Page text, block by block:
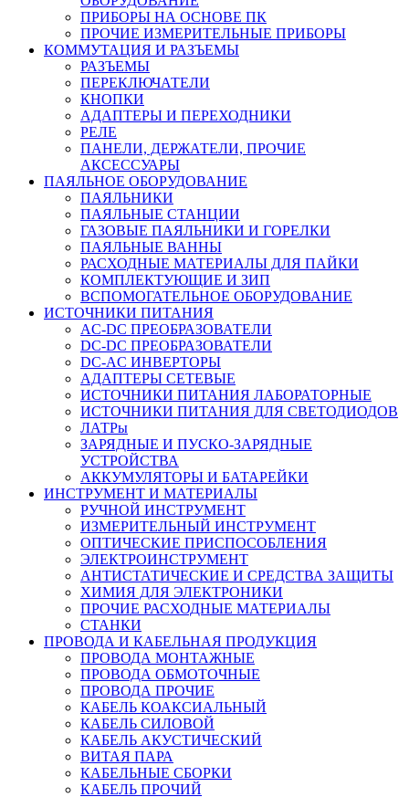
ПРИБОРЫ НА ОСНОВЕ ПК
ПРОЧИЕ ИЗМЕРИТЕЛЬНЫЕ ПРИБОРЫ
КОММУТАЦИЯ И РАЗЪЕМЫ
РАЗЪЕМЫ
ПЕРЕКЛЮЧАТЕЛИ
КНОПКИ
АДАПТЕРЫ И ПЕРЕХОДНИКИ
РЕЛЕ
ПАНЕЛИ, ДЕРЖАТЕЛИ, ПРОЧИЕ
АКСЕССУАРЫ
ПАЯЛЬНОЕ ОБОРУДОВАНИЕ
ПАЯЛЬНИКИ
ПАЯЛЬНЫЕ СТАНЦИИ
ГАЗОВЫЕ ПАЯЛЬНИКИ И ГОРЕЛКИ
ПАЯЛЬНЫЕ ВАННЫ
РАСХОДНЫЕ МАТЕРИАЛЫ ДЛЯ ПАЙКИ
КОМПЛЕКТУЮЩИЕ И ЗИП
ВСПОМОГАТЕЛЬНОЕ ОБОРУДОВАНИЕ
ИСТОЧНИКИ ПИТАНИЯ
AC-DC ПРЕОБРАЗОВАТЕЛИ
DC-DC ПРЕОБРАЗОВАТЕЛИ
DC-AC ИНВЕРТОРЫ
АДАПТЕРЫ СЕТЕВЫЕ
ИСТОЧНИКИ ПИТАНИЯ ЛАБОРАТОРНЫЕ
ИСТОЧНИКИ ПИТАНИЯ ДЛЯ СВЕТОДИОДОВ
ЛАТРы
ЗАРЯДНЫЕ И ПУСКО-ЗАРЯДНЫЕ
УСТРОЙСТВА
АККУМУЛЯТОРЫ И БАТАРЕЙКИ
ИНСТРУМЕНТ И МАТЕРИАЛЫ
РУЧНОЙ ИНСТРУМЕНТ
ИЗМЕРИТЕЛЬНЫЙ ИНСТРУМЕНТ
ОПТИЧЕСКИЕ ПРИСПОСОБЛЕНИЯ
ЭЛЕКТРОИНСТРУМЕНТ
АНТИСТАТИЧЕСКИЕ И СРЕДСТВА ЗАЩИТЫ
ХИМИЯ ДЛЯ ЭЛЕКТРОНИКИ
ПРОЧИЕ РАСХОДНЫЕ МАТЕРИАЛЫ
СТАНКИ
ПРОВОДА И КАБЕЛЬНАЯ ПРОДУКЦИЯ
ПРОВОДА МОНТАЖНЫЕ
ПРОВОДА ОБМОТОЧНЫЕ
ПРОВОДА ПРОЧИЕ
КАБЕЛЬ КОАКСИАЛЬНЫЙ
КАБЕЛЬ СИЛОВОЙ
КАБЕЛЬ АКУСТИЧЕСКИЙ
ВИТАЯ ПАРА
КАБЕЛЬНЫЕ СБОРКИ
КАБЕЛЬ ПРОЧИЙ